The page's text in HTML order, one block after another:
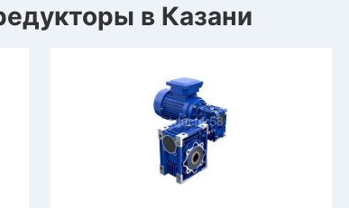
в Казани